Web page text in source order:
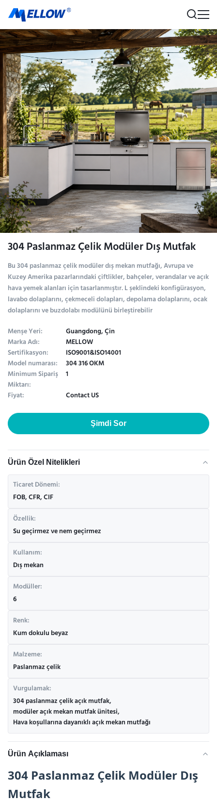
304 Paslanmaz Çelik Modüler Dış Mutfak
Bu 304 paslanmaz çelik modüler dış mekan mutfağı, Avrupa ve
Kuzey Amerika pazarlarındaki çiftlikler, bahçeler, verandalar ve açık
hava yemek alanları için tasarlanmıştır. L şeklindeki konfigürasyon,
lavabo dolaplarını, çekmeceli dolapları, depolama dolaplarını, ocak
dolaplarını ve buzdolabı modülünü birleştirebilir
Menşe Yeri:
Guangdong, Çin
Marka Adı: MELLOW
Sertifikasyon: ISO9001&ISO14001
Model numarası: 304 316 OKM
Minimum Sipariş
Miktarı:
1
Fiyat:
Contact US
Şimdi Sor
Ürün Özel Nitelikleri
Ticaret Dönemi:
FOB, CFR, CIF
Özellik:
Su geçirmez ve nem geçirmez
Kullanım:
Dış mekan
Modüller:
6
Renk:
Kum dokulu beyaz
Malzeme:
Paslanmaz çelik
Vurgulamak:
304 paslanmaz çelik açık mutfak,
modüler açık mekan mutfak ünitesi,
Hava koşullarına dayanıklı açık mekan mutfağı
Ürün Açıklaması
304 Paslanmaz Çelik Modüler Dış
Mutfak